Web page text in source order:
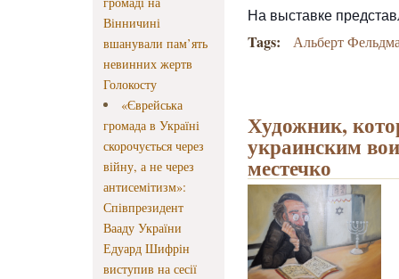
Вінничині
вшанували пам’ять
невинних жертв
Голокосту
«Єврейська
громада в Україні
скорочується через
війну, а не через
антисемітизм»:
Співпрезидент
Вааду України
Едуард Шифрін
виступив на сесії
На выставке п
Tags: Альберт
Художник,
украинским
местечко